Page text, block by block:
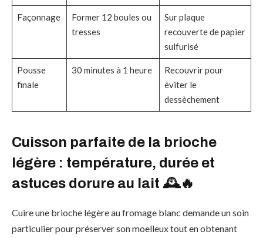
Façonnage
Former 12 boules ou
tresses
Sur plaque
recouverte de papier
sulfurisé
Pousse
finale
30 minutes à 1 heure
Recouvrir pour
éviter le
dessèchement
Cuisson parfaite de la brioche
légère : température, durée et
astuces dorure au lait 🕰️🔥
Cuire une brioche légère au fromage blanc demande un soin
particulier pour préserver son moelleux tout en obtenant